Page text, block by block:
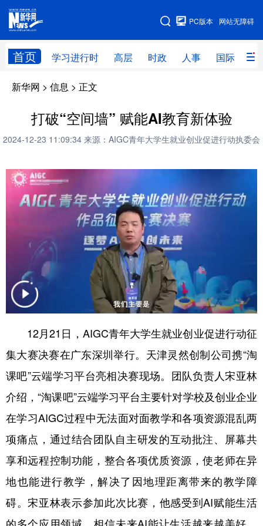
网站无障碍
PC版本
首页 学习进行时 高层 时政 人事 国际 财
网站地图
学习进行时 高层
国际 财经 网评 港澳
台湾 思客智库 全球连线 教育
文化
访谈 视频 图片
中央文件 金融
食品 人居 信息化
学术中国 乡村振兴 银龄 溯源中国
城市 旅游 能源 会展
彩票 娱乐 时尚 悦读
公益 一带一路 亚太网 上市公司
文化产业
北京 天津 河北 山西
辽宁 吉林 上海 江苏
浙江 安徽 福建 江西
新华网 > 信息 > 正文
打破“空间墙” 赋能AI教育新体验
2024-12-23 11:09:34 来源：AIGC青年大学生就业创业促进行动执委会
12月21日，AIGC青年大学生就业创业促进行动征
集大赛决赛在广东深圳举行。天津灵然创制公司携“淘
课吧”云端学习平台亮相决赛现场。团队负责人宋亚林
介绍，“淘课吧”云端学习平台主要针对学校及创业企业
在学习AIGC过程中无法面对面教学和各项资源混乱两
项痛点，通过结合团队自主研发的互动批注、屏幕共
享和远程控制功能，整合各项优质资源，使老师在异
地也能进行教学，解决了因地理距离带来的教学障
碍。宋亚林表示参加此次比赛，他感受到AI赋能生活